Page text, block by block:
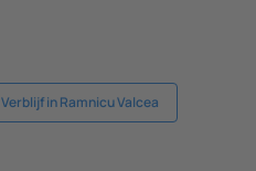
Verblijf in Ramnicu Valcea